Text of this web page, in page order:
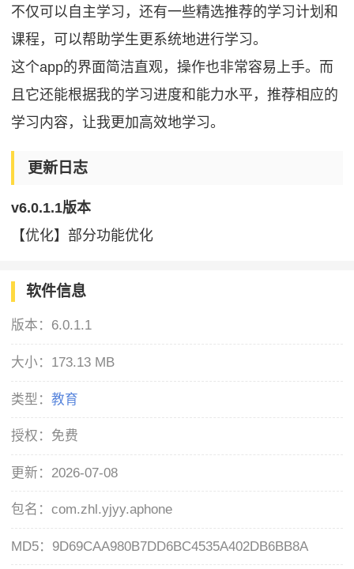
不仅可以自主学习，还有一些精选推荐的学习计划和
课程，可以帮助学生更系统地进行学习。
这个app的界面简洁直观，操作也非常容易上手。而
且它还能根据我的学习进度和能力水平，推荐相应的
学习内容，让我更加高效地学习。
更新日志
v6.0.1.1版本
【优化】部分功能优化
软件信息
版本： 6.0.1.1
大小： 173.13 MB
类型：教育
授权： 免费
更新： 2026-07-08
包名：com.zhl.yjyy.aphone
MD5： 9D69CAA980B7DD6BC4535A402DB6BB8A